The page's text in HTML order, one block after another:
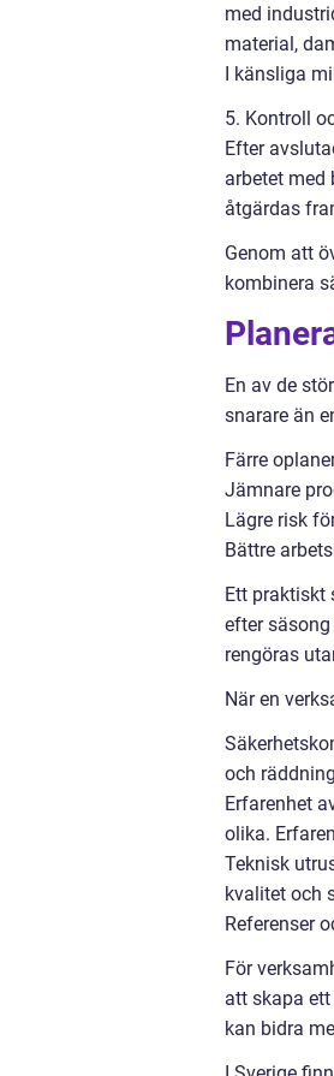
med
material,
I känsliga
5. Kontroll
Efter
arbetet med
åtgärdas
Genom att
kombinera
En av de
snarare än
Färre
Jämnare
Lägre risk
Bättre
Ett praktiskt
efter
rengöras
När en
och
Erfarenhet
olika.
Teknisk
kvalitet och
Referenser
För
att skapa
kan bidra